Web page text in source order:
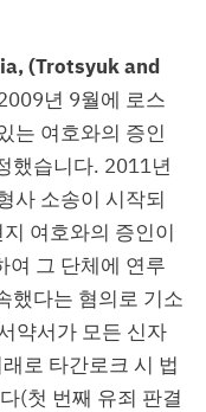
(Trotsyuk and
년 9월에 로스
는 여호와의 증인
했습니다. 2011년
사 소송이 시작되
여호와의 증인이
여 그 단체에 연루
했다는 혐의로 기소
약서가 모든 신자
로 타간로크 시 법
(첫 번째 유죄 판결